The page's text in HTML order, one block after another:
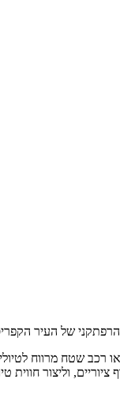
של העיר
או רכב שטח מרווח
ציוריים, וליצור